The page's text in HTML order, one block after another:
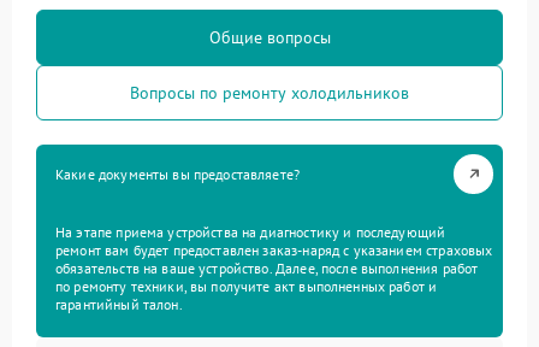
Общие вопросы
Вопросы по ремонту холодильников
Какие документы вы предоставляете?
На этапе приема устройства на диагностику и последующий
ремонт вам будет предоставлен заказ-наряд с указанием страховых
обязательств на ваше устройство. Далее, после выполнения работ
по ремонту техники, вы получите акт выполненных работ и
гарантийный талон.